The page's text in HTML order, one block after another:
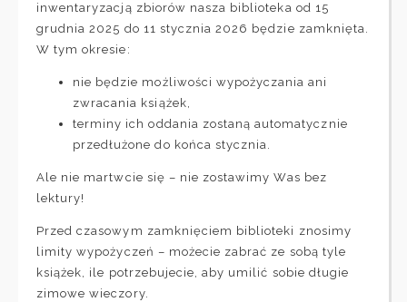
inwentaryzacją zbiorów nasza biblioteka od 15
grudnia 2025 do 11 stycznia 2026 będzie zamknięta.
W tym okresie:
nie będzie możliwości wypożyczania ani
zwracania książek,
terminy ich oddania zostaną automatycznie
przedłużone do końca stycznia.
Ale nie martwcie się – nie zostawimy Was bez
lektury!
Przed czasowym zamknięciem biblioteki znosimy
limity wypożyczeń – możecie zabrać ze sobą tyle
książek, ile potrzebujecie, aby umilić sobie długie
zimowe wieczory.